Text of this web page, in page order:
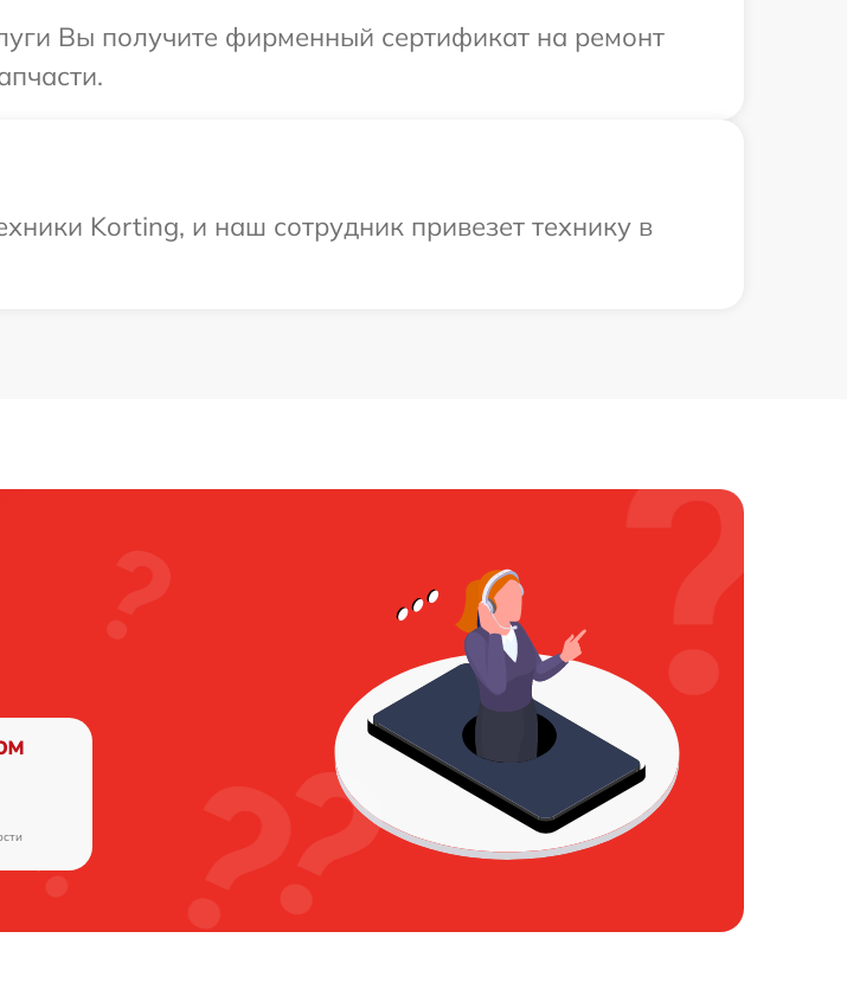
Вы получите фирменный сертификат на ремонт
Korting, и наш сотрудник привезет технику в